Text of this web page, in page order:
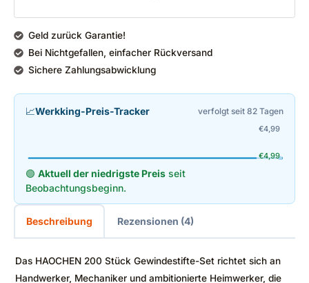
Geld zurück Garantie!
Bei Nichtgefallen, einfacher Rückversand
Sichere Zahlungsabwicklung
📈Werkking-Preis-Tracker verfolgt seit 82 Tagen
€4,99
€4,99
🟢 Aktuell der niedrigste Preis seit
Beobachtungsbeginn.
Beschreibung Rezensionen (4)
Das HAOCHEN 200 Stück Gewindestifte-Set richtet sich an
Handwerker, Mechaniker und ambitionierte Heimwerker, die